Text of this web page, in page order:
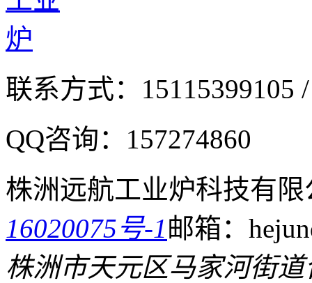
联系方式： 15115399105
QQ咨询： 157274860
株洲远航工业炉科技有限
16020075号-1邮箱：
株洲市天元区马家河街